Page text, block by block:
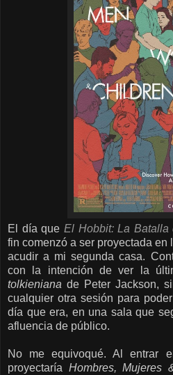
El día que El Hobbit: La
fin comenzó a ser proyectada
acudir a mi segunda casa.
con la intención de ver la
tolkieniana de Peter Jackson,
cualquier otra sesión para
día que era, en una sala que
afluencia de público.
No me equivoqué. Al entrar
proyectaría Hombres, Mujeres